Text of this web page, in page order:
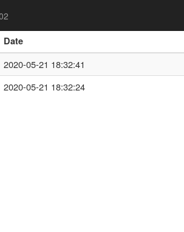
Date
2020-05-21 18:32:41
2020-05-21 18:32:24